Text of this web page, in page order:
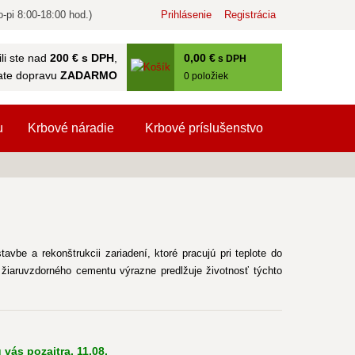
ste nad 200 € s DPH ,
dopravu ZADARMO
0,00 € s DPH
0 položiek
Prihlásenie Registrácia
pi 8:00-18:00 hod.)
Krbové náradie Krbové príslušenstvo
a rekonštrukcii zariadení, ktoré pracujú pri teplote do
cementu výrazne predlžuje životnosť týchto
pozajtra, 11.08.